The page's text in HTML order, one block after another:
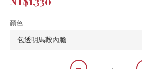
顏色